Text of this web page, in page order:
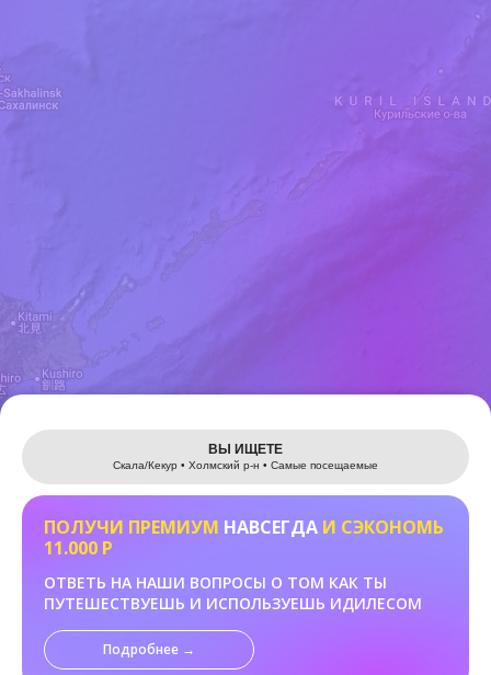
Leaflet
ВЫ ИЩЕТЕ
Скала/Кекур • Холмский р-н • Самые посещаемые
ПОЛУЧИ ПРЕМИУМ НАВСЕГДА И СЭКОНОМЬ
11.000 Р
ОТВЕТЬ НА НАШИ ВОПРОСЫ О ТОМ КАК ТЫ
ПУТЕШЕСТВУЕШЬ И ИСПОЛЬЗУЕШЬ ИДИЛЕСОМ
Подробнее →